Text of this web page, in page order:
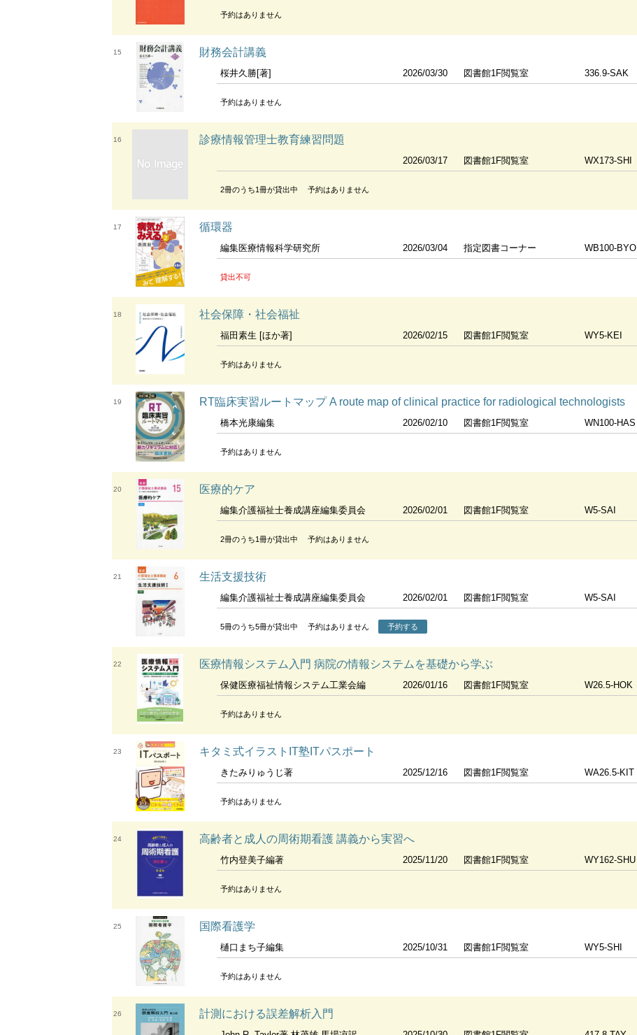
予約はありません
15 財務会計講義
桜井久勝[著] 2026/03/30 図書館1F閲覧室 336.9-SAK
予約はありません
16 診療情報管理士教育練習問題
2026/03/17 図書館1F閲覧室 WX173-SHI
2冊のうち1冊が貸出中 予約はありません
17 循環器
編集医療情報科学研究所 2026/03/04 指定図書コーナー WB100-BYO
貸出不可
18 社会保障・社会福祉
福田素生 [ほか著] 2026/02/15 図書館1F閲覧室 WY5-KEI
予約はありません
19 RT臨床実習ルートマップ A route map of clinical practice for radiological technologists
橋本光康編集 2026/02/10 図書館1F閲覧室 WN100-HAS
予約はありません
20 医療的ケア
編集介護福祉士養成講座編集委員会 2026/02/01 図書館1F閲覧室 W5-SAI
2冊のうち1冊が貸出中 予約はありません
21 生活支援技術
編集介護福祉士養成講座編集委員会 2026/02/01 図書館1F閲覧室 W5-SAI
5冊のうち5冊が貸出中 予約はありません 予約する
22 医療情報システム入門 病院の情報システムを基礎から学ぶ
保健医療福祉情報システム工業会編 2026/01/16 図書館1F閲覧室 W26.5-HOK
予約はありません
23 キタミ式イラストIT塾ITパスポート
きたみりゅうじ著 2025/12/16 図書館1F閲覧室 WA26.5-KIT
予約はありません
24 高齢者と成人の周術期看護 講義から実習へ
竹内登美子編著 2025/11/20 図書館1F閲覧室 WY162-SHU
予約はありません
25 国際看護学
樋口まち子編集 2025/10/31 図書館1F閲覧室 WY5-SHI
予約はありません
26 計測における誤差解析入門